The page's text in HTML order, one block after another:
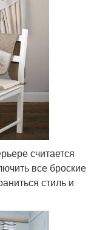
считается
все броские
стиль и